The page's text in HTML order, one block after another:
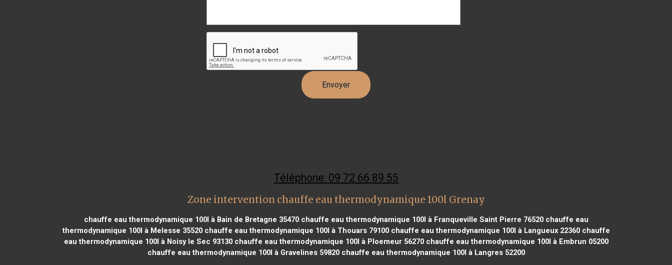
Téléphone: 09 72 66 89 55
Zone intervention chauffe eau thermodynamique 100l Grenay
chauffe eau thermodynamique 100l à Bain de Bretagne 35470chauffe eau thermodynamique 100l à Franqueville Saint Pierre 76520chauffe eau
thermodynamique 100l à Melesse 35520chauffe eau thermodynamique 100l à Thouars 79100chauffe eau thermodynamique 100l à Langueux 22360chauffe
eau thermodynamique 100l à Noisy le Sec 93130chauffe eau thermodynamique 100l à Ploemeur 56270chauffe eau thermodynamique 100l à Embrun 05200
chauffe eau thermodynamique 100l à Gravelines 59820chauffe eau thermodynamique 100l à Langres 52200